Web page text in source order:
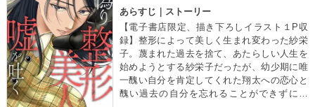
あらすじ｜ストーリー
【電子書店限定、描き下ろしイラスト１P収
録】整形によって美しく生まれ変わった紗栄
子。蔑まれた過去を捨て、あたらしい人生を
始めようとする紗栄子だったが、幼少期に唯
一醜い自分を肯定してくれた翔太への恋心と
醜い過去の自分を忘れることができずにい